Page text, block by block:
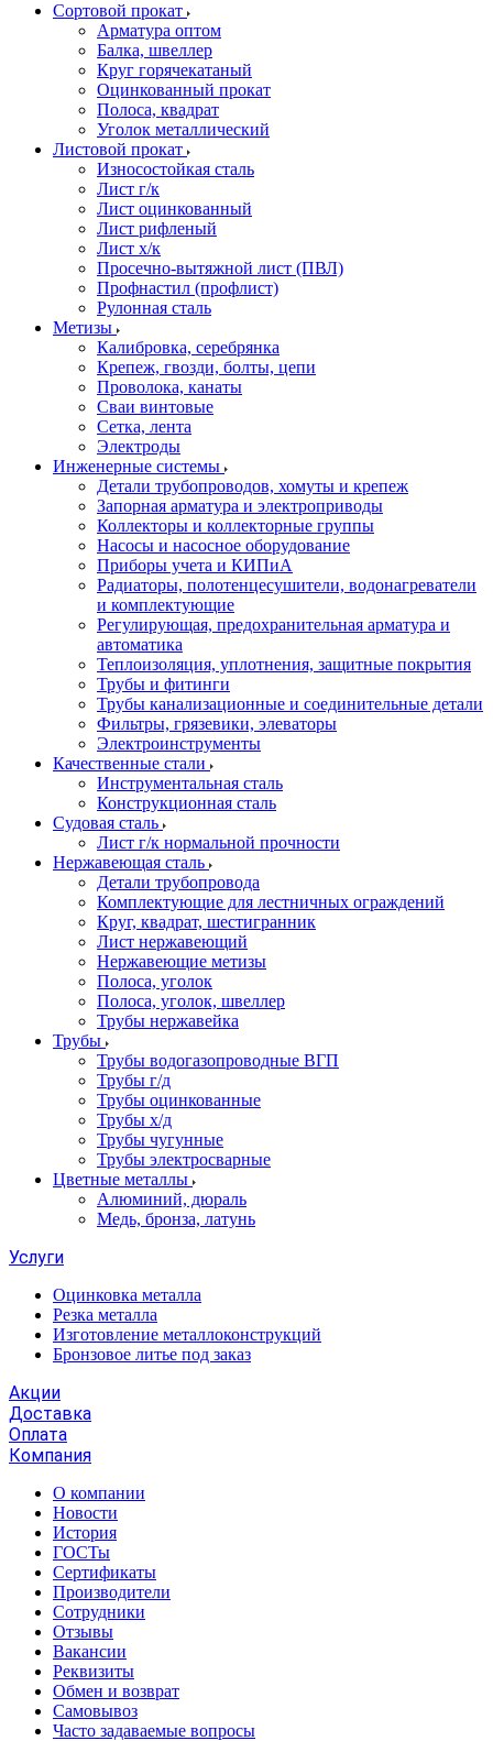
Сортовой прокат
Арматура оптом
Балка, швеллер
Круг горячекатаный
Оцинкованный прокат
Полоса, квадрат
Уголок металлический
Листовой прокат
Износостойкая сталь
Лист г/к
Лист оцинкованный
Лист рифленый
Лист х/к
Просечно-вытяжной лист (ПВЛ)
Профнастил (профлист)
Рулонная сталь
Метизы
Калибровка, серебрянка
Крепеж, гвозди, болты, цепи
Проволока, канаты
Сваи винтовые
Сетка, лента
Электроды
Инженерные системы
Детали трубопроводов, хомуты и крепеж
Запорная арматура и электроприводы
Коллекторы и коллекторные группы
Насосы и насосное оборудование
Приборы учета и КИПиА
Радиаторы, полотенцесушители, водонагреватели
и комплектующие
Регулирующая, предохранительная арматура и
автоматика
Теплоизоляция, уплотнения, защитные покрытия
Трубы и фитинги
Трубы канализационные и соединительные детали
Фильтры, грязевики, элеваторы
Электроинструменты
Качественные стали
Инструментальная сталь
Конструкционная сталь
Судовая сталь
Лист г/к нормальной прочности
Нержавеющая сталь
Детали трубопровода
Комплектующие для лестничных ограждений
Круг, квадрат, шестигранник
Лист нержавеющий
Нержавеющие метизы
Полоса, уголок
Полоса, уголок, швеллер
Трубы нержавейка
Трубы
Трубы водогазопроводные ВГП
Трубы г/д
Трубы оцинкованные
Трубы х/д
Трубы чугунные
Трубы электросварные
Цветные металлы
Алюминий, дюраль
Медь, бронза, латунь
Услуги
Оцинковка металла
Резка металла
Изготовление металлоконструкций
Бронзовое литье под заказ
Акции
Доставка
Оплата
Компания
О компании
Новости
История
ГОСТы
Сертификаты
Производители
Сотрудники
Отзывы
Вакансии
Реквизиты
Обмен и возврат
Самовывоз
Часто задаваемые вопросы